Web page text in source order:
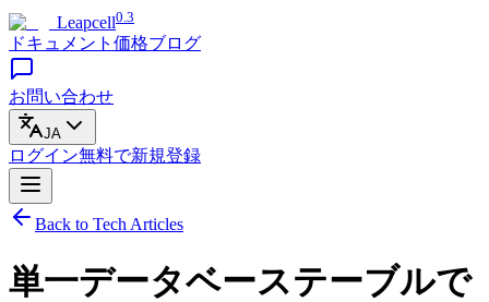
Leapcell0.3
ドキュメント 価格ブログ
お問い合わせ
JA
ログイン無料で新規登録
Back to Tech Articles
単一データベーステーブルで